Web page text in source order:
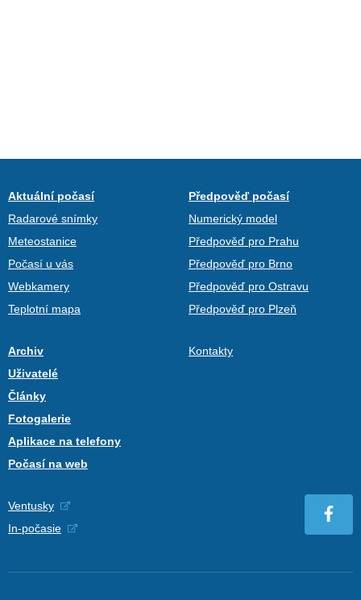
Aktuální počasí
Radarové snímky
Meteostanice
Počasí u vás
Webkamery
Teplotní mapa
Předpověď počasí
Numerický model
Předpověď pro Prahu
Předpověď pro Brno
Předpověď pro Ostravu
Předpověď pro Plzeň
Archiv
Uživatelé
Články
Fotogalerie
Aplikace na telefony
Počasí na web
Kontakty
Ventusky
In-počasie